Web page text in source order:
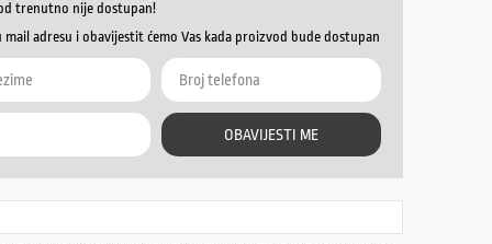
trenutno nije dostupan!
mail adresu i obavijestit ćemo Vas kada proizvod bude dostupan
OBAVIJESTI ME